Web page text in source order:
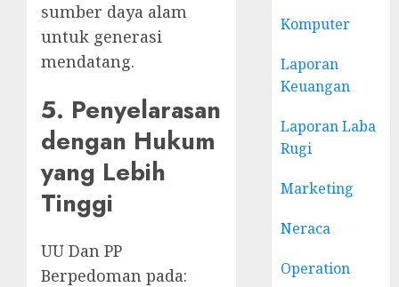
sumber daya alam
untuk generasi
mendatang.
5. Penyelarasan
dengan Hukum
yang Lebih
Tinggi
UU Dan PP
Berpedoman pada:
Komputer
Laporan
Keuangan
Laporan Laba
Rugi
Marketing
Neraca
Operation